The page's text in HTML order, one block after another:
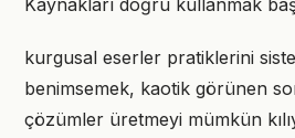
Kaynakları doğru kullanmak
kurgusal eserler pratiklerini
benimsemek, kaotik görünen
çözümler üretmeyi mümkün